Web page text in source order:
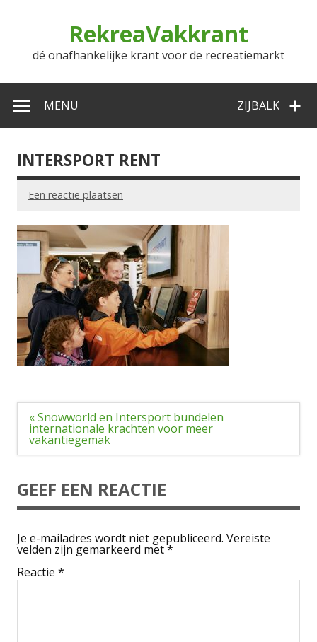
RekreaVakkrant
dé onafhankelijke krant voor de recreatiemarkt
ZIJBALK
MENU
INTERSPORT RENT
Een reactie plaatsen
Bericht
navigatie
« Snowworld en Intersport bundelen
internationale krachten voor meer
vakantiegemak
GEEF EEN REACTIE
Je e-mailadres wordt niet gepubliceerd. Vereiste
velden zijn gemarkeerd met*
Reactie *